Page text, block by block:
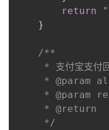
return
}
/**
* 支付宝支付
* @param
* @param
     * @return
     */